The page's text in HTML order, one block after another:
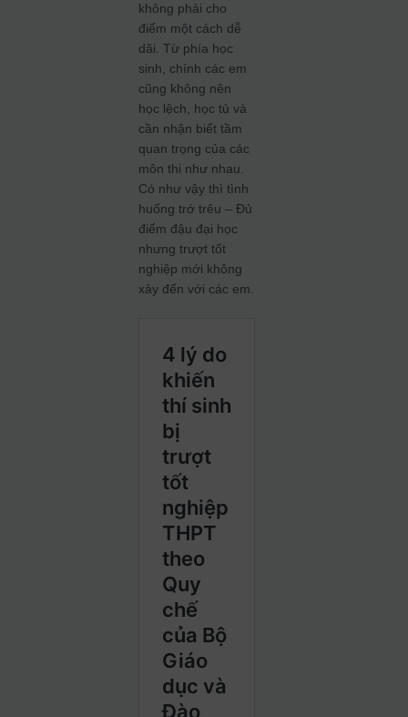
không phải cho
điểm một cách dễ
dãi. Từ phía học
sinh, chính các em
cũng không nên
học lệch, học tủ và
cần nhận biết tầm
quan trọng của các
môn thi như nhau.
Có như vậy thì tình
huống trớ trêu – Đủ
điểm đậu đại học
nhưng trượt tốt
nghiệp mới không
xảy đến với các em.